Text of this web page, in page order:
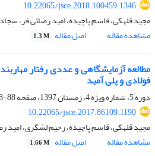
10.22065/jsce.2018.100459.1346
مجید قلهکی، قاسم پاچیده، امید رضائی فر،
مشاهده مقاله
اصل مقاله 1.3 M
مطالعه آزمایشگاهی و عددی رفتار
فولادی و پلی آمید
دوره 5، شماره ویژه 4، زمستان 1397، صفحه
88-108
10.22065/jsce.2017.86109.1190
مجید قلهکی، قاسم پاچیده، رحیم لشگری، امید
مشاهده مقاله
اصل مقاله 1.66 M